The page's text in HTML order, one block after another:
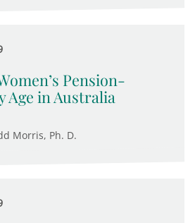
Pension-
Age in Australia
Morris, Ph. D.